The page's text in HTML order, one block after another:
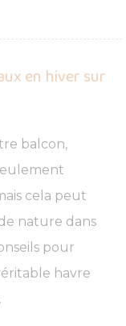
en hiver sur
balcon,
cela peut
nature dans
pour
havre